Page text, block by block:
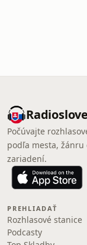
Počúvajte
podľa mesta,
zariadení.
PREHLIADAŤ
Rozhlasové stanice
Podcasty